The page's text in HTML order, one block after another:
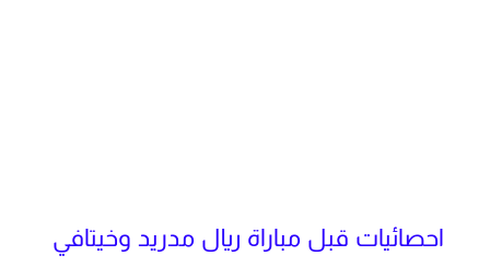
احصائيات قبل مباراة ريال مدريد وخيتافي